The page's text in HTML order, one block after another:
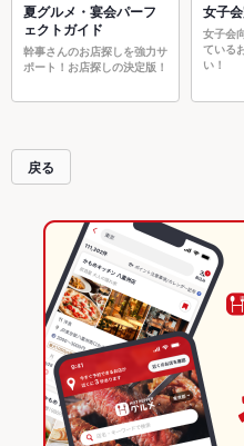
夏グルメ・宴会パーフ
ェクトガイド
幹事さんのお店探しを強力サ
ポート！お店探しの決定版！
女子
女子会
ている
い！
戻る